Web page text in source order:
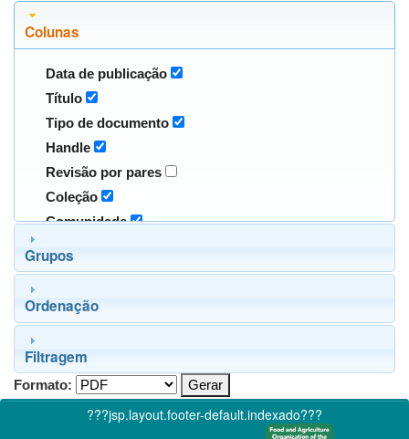
Colunas
Data de publicação
Título
Tipo de documento
Handle
Revisão por pares
Coleção
Comunidade
Grupos
Ordenação
Filtragem
Formato:
???jsp.layout.footer-default.indexado???